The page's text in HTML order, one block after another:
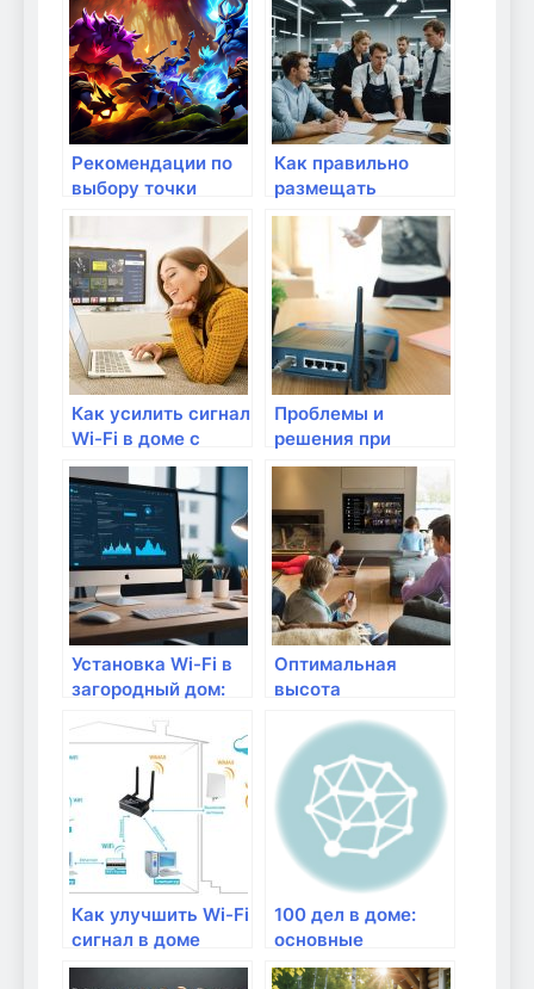
Рекомендации по
выбору точки
доступа для
предприятия
Как правильно
размещать
маршрутизатор в
доме?
Как усилить сигнал
Wi-Fi в доме с
помощью роутера?
Проблемы и
решения при
установке и
настройке Wi-Fi
сети в доме
Установка Wi-Fi в
загородный дом:
Оптимальная
высота
роутера для Wi-Fi
сети
Как улучшить Wi-Fi
сигнал в доме
100 дел в доме:
основные
рекомендации для